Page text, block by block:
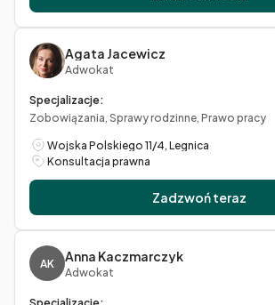
Agata Jacewicz
Adwokat
Specjalizacje:
Zobowiązania, Sprawy rodzinne, Prawo pracy
Wojska Polskiego 11/4, Legnica
Konsultacja prawna
Zadzwoń teraz
AK Anna Kaczmarczyk
Adwokat